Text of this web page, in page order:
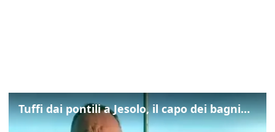
Tuffi dai pontili a Jesolo, il capo dei bagnini: "L'impegno di tutti per evitare altre tragedie"